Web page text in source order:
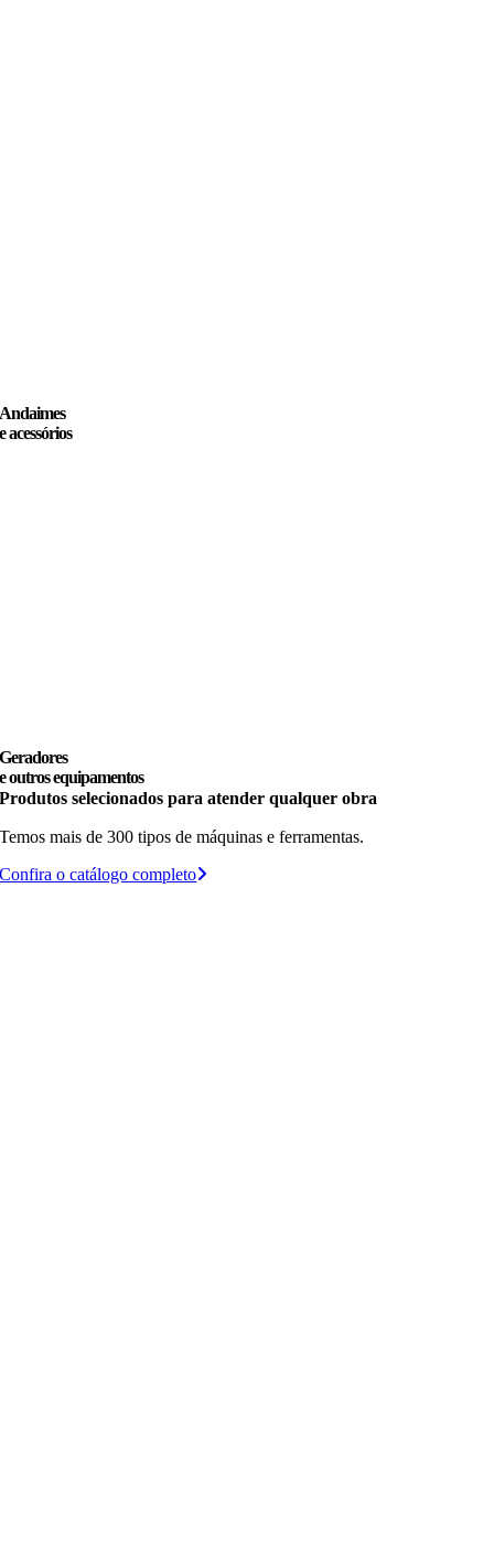
Andaimes
e acessórios
Geradores
e outros equipamentos
Produtos selecionados para atender qualquer obra
Temos mais de 300 tipos de máquinas e ferramentas.
Confira o catálogo completo